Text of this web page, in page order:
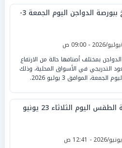
أسعار الفراخ ببورصة الدواجن اليوم الجمعة 3-
بمختلف أصنافها حالة من الارتفاع
التدريجي في الأسواق المحلية، وذلك
الموافق 3 يوليو 2026.
تفاصيل حالة الطقس اليوم الثلاثاء 23 يونيو